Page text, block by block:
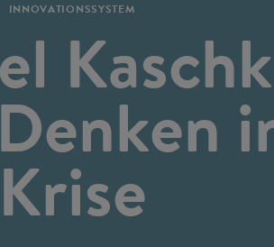
INNOVATIONSSYSTEM
Krise